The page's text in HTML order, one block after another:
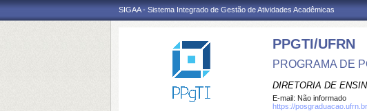
SIGAA - Sistema Integrado de Gestão de Atividades Acadêmicas
PPGTI/UFRN
PROGRAMA DE
DIRETORIA DE
E-mail: Não informado
https://